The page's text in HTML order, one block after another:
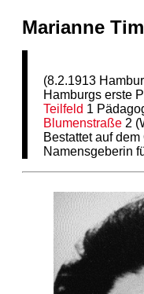
Marianne
(8.2.1913
Hamburgs erste
Teilfeld 1
Blumenstraße 2
Bestattet auf
Namensgeberin